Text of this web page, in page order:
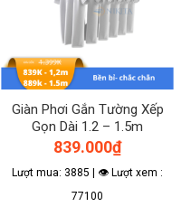
Giàn Phơi Gắn Tường Xếp
Gọn Dài 1.2 – 1.5m
839.000₫
Lượt mua: 3885 | 👁 Lượt xem :
77100